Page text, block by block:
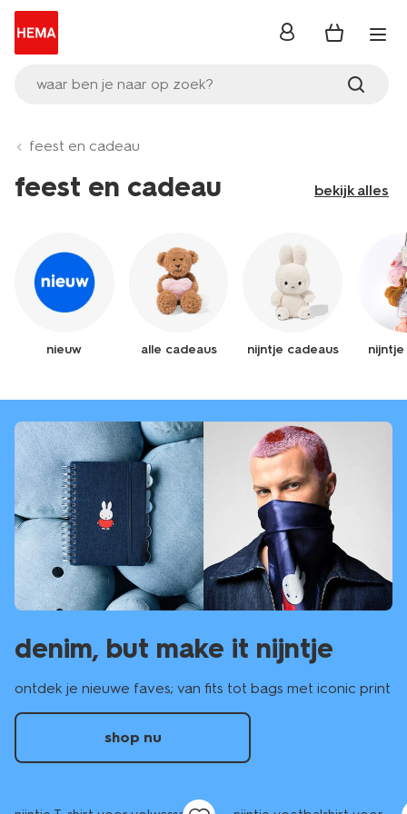
waar ben je naar op zoek?
inloggen
feest en cadeau
feest en cadeau bekijk alles
nieuw alle cadeaus nijntje cadeaus
denim, but make it nijntje
ontdek je nieuwe faves; van fits tot bags met iconic print
shop nu